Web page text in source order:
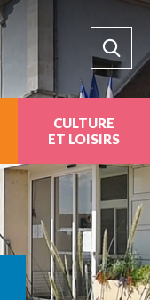
CULTURE
ET LOISIRS